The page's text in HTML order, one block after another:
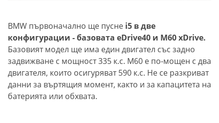
BMW първоначално ще пусне i5 в две
конфигурации - базовата eDrive40 и M60 xDrive.
Базовият модел ще има един двигател със задно
задвижване с мощност 335 к.с. M60 е по-мощен с два
двигателя, които осигуряват 590 к.с. Не се разкриват
данни за въртящия момент, както и за капацитета на
батерията или обхвата.